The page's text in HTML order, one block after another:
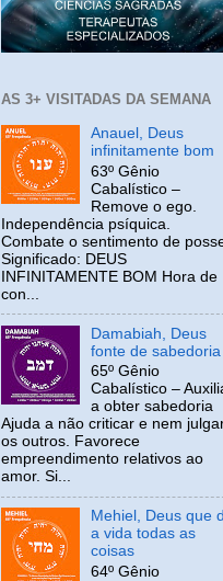
AS 3+ VISITADAS DA SEMANA
Anauel, Deus
infinitamente bom
63º Gênio
Cabalístico –
Remove o ego.
Independência psíquica.
Combate o sentimento de
Significado: DEUS
INFINITAMENTE BOM Hora de
con...
Damabiah, Deus
fonte de sabedoria
65º Gênio
Cabalístico –
a obter sabedoria
Ajuda a não criticar e nem
os outros. Favorece
empreendimento relativos ao
amor. Si...
Mehiel, Deus que
a vida todas as
coisas
64º Gênio